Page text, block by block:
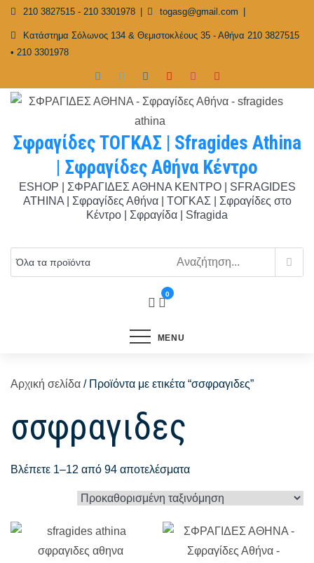
Skip
content
210 3827515 - 210 3301978 togasg@gmail.com
Κατάστημα Σόλωνος 134 & Θεμιστοκλέους 35 - Αθήνα 210 3827515
• 210 3301978
Σφραγίδες ΤΟΓΚΑΣ | Sfragides Athina
| Σφραγίδες Αθήνα Κέντρο
ESHOP | ΣΦΡΑΓΙΔΕΣ ΑΘΗΝΑ ΚΕΝΤΡΟ | SFRAGIDES
ATHINA | Σφραγίδες Αθήνα | ΤΟΓΚΑΣ | Σφραγίδες στο
Κέντρο | Σφραγίδα | Sfragida
0
MENU
Αρχική σελίδα / Προϊόντα με ετικέτα “σσφραγιδες”
σσφραγιδες
Βλέπετε 1–12 από 94 αποτελέσματα